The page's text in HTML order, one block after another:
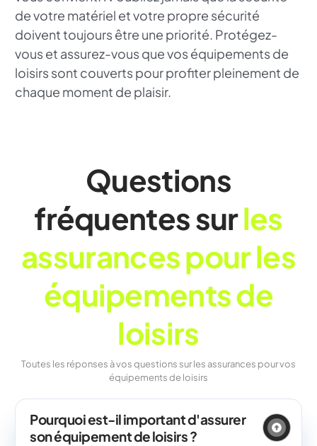
de votre matériel et votre propre sécurité
doivent toujours être une priorité. Protégez-
vous et assurez-vous que vos équipements de
loisirs sont couverts pour profiter pleinement de
chaque moment de plaisir.
Questions
fréquentes surles
assurances pour les
équipements de
loisirs
Toutes les réponses à vos questions sur les assurances pour vos
équipements de loisirs
Pourquoi est-il important d'assurer
son équipement de loisirs ?